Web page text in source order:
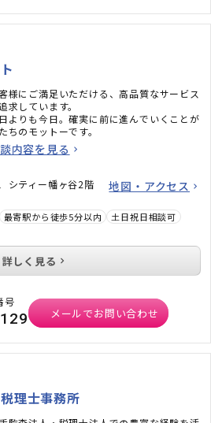
様にご満足いただける、高品質なサービス
求しています。
よりも今日。確実に前に進んでいくことが
ちのモットーです。
内容を見る
シティー幡ヶ谷2階 地図・アクセス
最寄駅から徒歩5分以内
土日祝日相談可
詳しく見る
号
メールでお問い合わせ
理士事務所